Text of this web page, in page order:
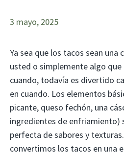
3 mayo, 2025
Ya sea que los tacos sean una
usted o simplemente algo
cuando, todavía es divertido
en cuando. Los elementos
picante, queso fechón, una
ingredientes de enfriamiento)
perfecta de sabores y
convertimos los tacos en una